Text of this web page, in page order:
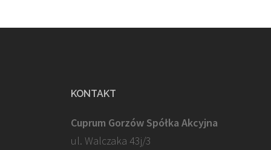
KONTAKT
Cuprum Gorzów Spółka Akcyjna
ul. Walczaka 43j/3